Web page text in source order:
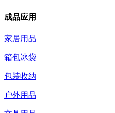
成品应用
家居用品
箱包冰袋
包装收纳
户外用品